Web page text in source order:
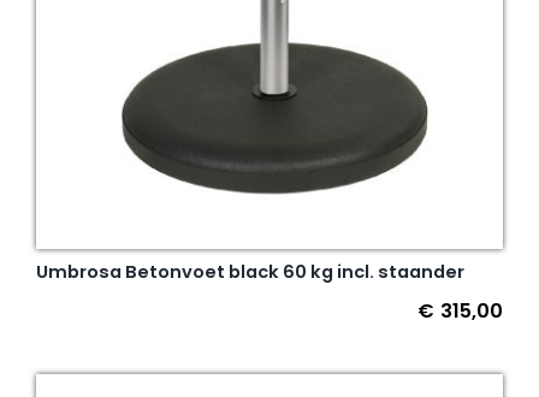
Umbrosa Betonvoet black 60 kg incl. staander
€ 315,00